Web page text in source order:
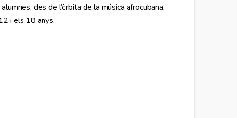
des de l’òrbita de la música afrocubana,
i els 18 anys.